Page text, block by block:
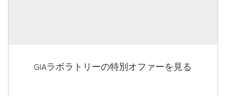
GIAラボラトリーの特別オファーを見る